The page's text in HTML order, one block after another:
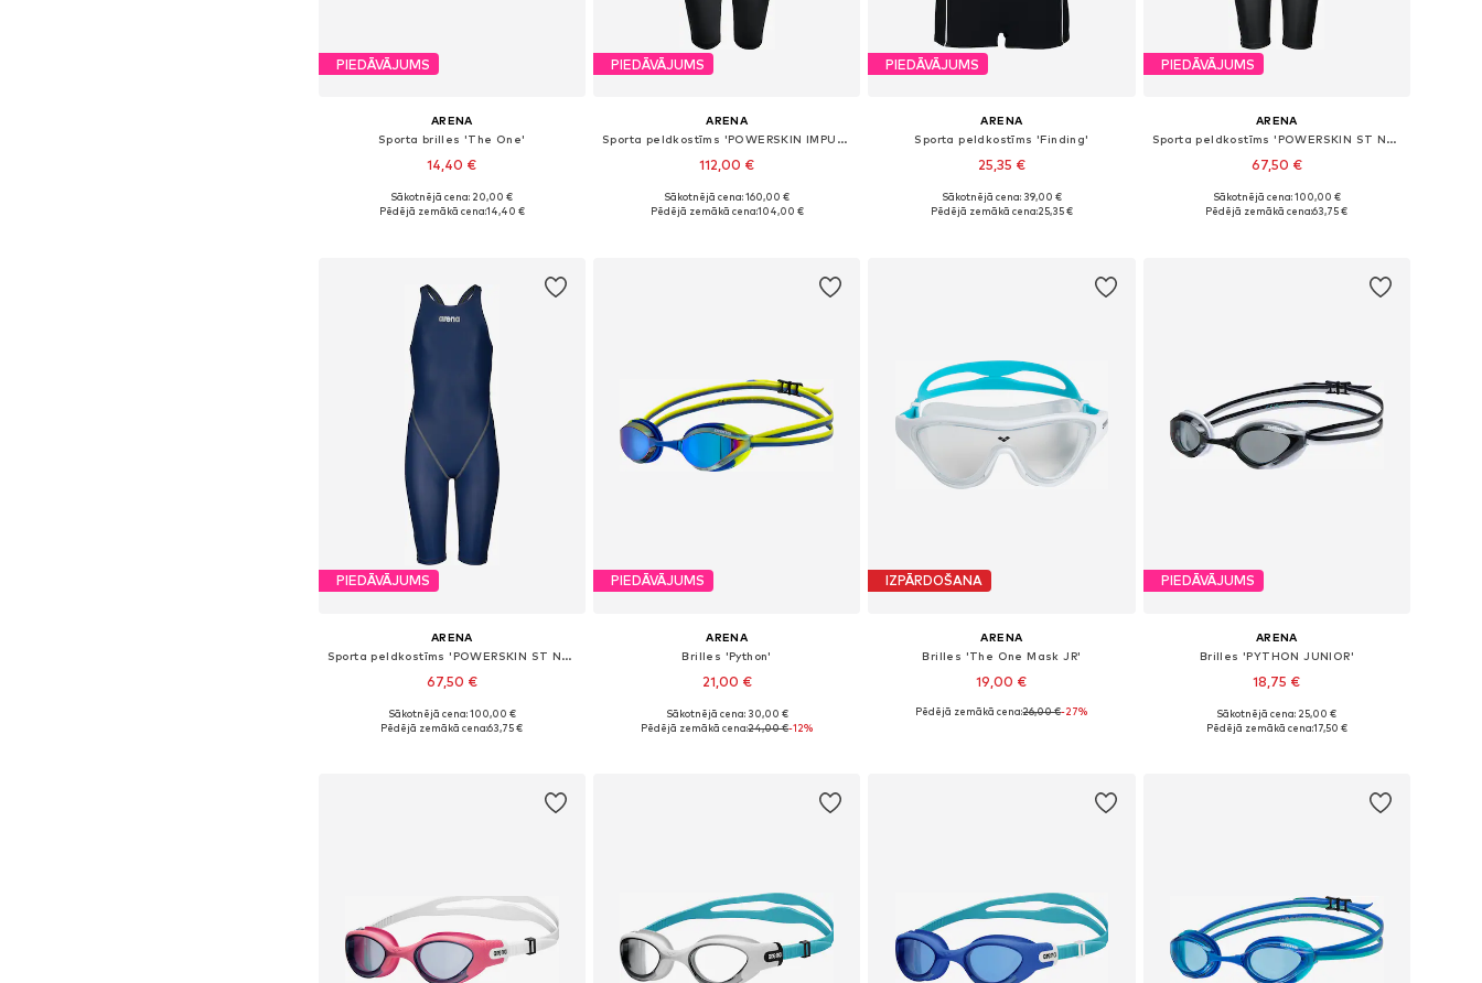
PIEDĀVĀJUMS
ARENA
Sporta brilles 'The One'
14,40 €
Pieejamie izmēri: Einheitsgröße
Sākotnējā cena: 20,00 €
Pēdējā zemākā cena:14,40 €
PIEDĀVĀJUMS
ARENA
Sporta peldkostīms 'POWERSKIN IMPULSO OB JR'
112,00 €
Pieejamie izmēri: 128, 140, 152
Sākotnējā cena: 160,00 €
Pēdējā zemākā cena:104,00 €
PIEDĀVĀJUMS
ARENA
Sporta peldkostīms 'Finding'
25,35 €
Pieejamie izmēri: 128, 140, 152, 164
Sākotnējā cena: 39,00 €
Pēdējā zemākā cena:25,35 €
PIEDĀVĀJUMS
ARENA
Sporta peldkostīms 'POWERSKIN ST NEXT OB JR'
67,50 €
Pieejamie izmēri: 116, 128, 140, 152
Sākotnējā cena: 100,00 €
Pēdējā zemākā cena:63,75 €
PIEDĀVĀJUMS
ARENA
Sporta peldkostīms 'POWERSKIN ST NEXT OB JR'
67,50 €
Pieejamie izmēri: 116, 128, 140, 152
Sākotnējā cena: 100,00 €
Pēdējā zemākā cena:63,75 €
PIEDĀVĀJUMS
ARENA
Brilles 'Python'
21,00 €
Pieejamie izmēri: S-XXL
Sākotnējā cena: 30,00 €
Pēdējā zemākā cena:24,00 €-12%
IZPĀRDOŠANA
ARENA
Brilles 'The One Mask JR'
19,00 €
Pieejamie izmēri: S-XXL
Pēdējā zemākā cena:26,00 €-27%
PIEDĀVĀJUMS
ARENA
Brilles 'PYTHON JUNIOR'
18,75 €
Pieejamie izmēri: S-XXL
Sākotnējā cena: 25,00 €
Pēdējā zemākā cena:17,50 €